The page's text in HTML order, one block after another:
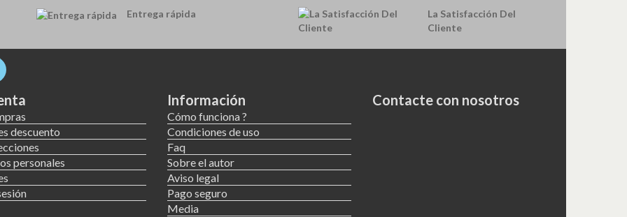
Entrega rápida
La Satisfacción Del
Cliente
descuento
personales
Información
Cómo funciona ?
Condiciones de uso
Faq
Sobre el autor
Aviso legal
Pago seguro
Media
Contacte con nosotros